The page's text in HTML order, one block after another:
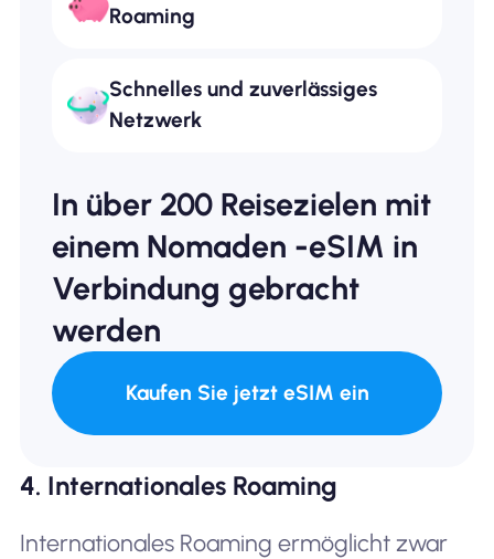
Roaming
Schnelles und zuverlässiges
Netzwerk
In über 200 Reisezielen mit
einem Nomaden -eSIM in
Verbindung gebracht
werden
Kaufen Sie jetzt eSIM ein
4. Internationales Roaming
Internationales Roaming ermöglicht zwar